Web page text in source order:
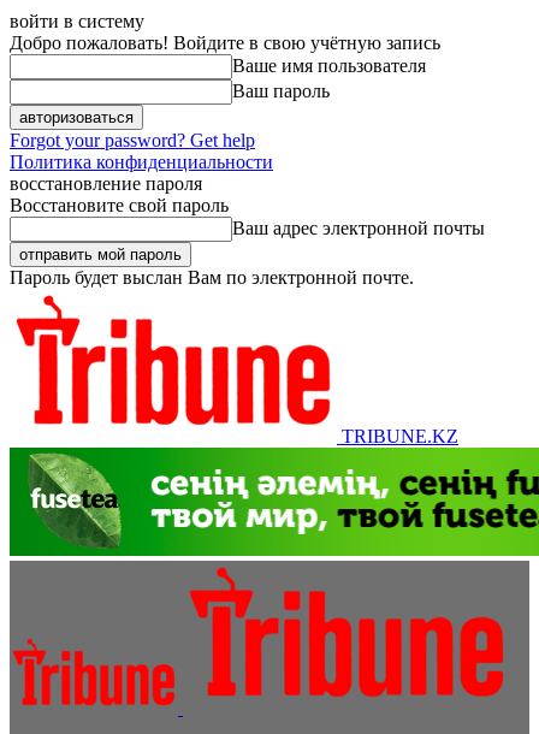
войти в систему
Добро пожаловать! Войдите в свою учётную запись
Ваше имя пользователя
Ваш пароль
Forgot your password? Get help
Политика конфиденциальности
восстановление пароля
Восстановите свой пароль
Ваш адрес электронной почты
Пароль будет выслан Вам по электронной почте.
TRIBUNE.KZ